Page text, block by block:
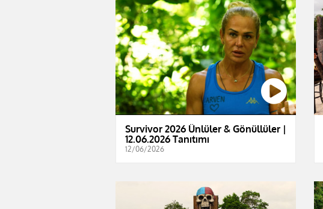
Survivor 2026 Ünlüler & Gönüllüler |
12.06.2026 Tanıtımı
12/06/2026